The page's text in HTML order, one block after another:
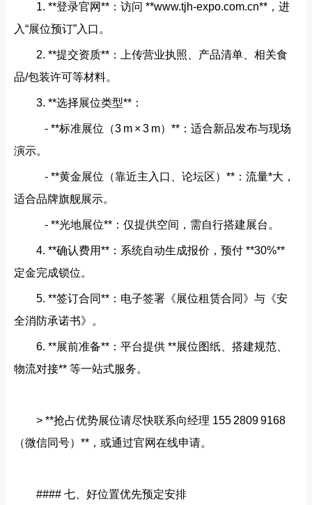
1. **登录官网**：访问 **www.tjh‑expo.com.cn**，进
入“展位预订”入口。
2. **提交资质**：上传营业执照、产品清单、相关食
品/包装许可等材料。
3. **选择展位类型**：
- **标准展位（3 m × 3 m）**：适合新品发布与现场
演示。
- **黄金展位（靠近主入口、论坛区）**：流量*大，
适合品牌旗舰展示。
- **光地展位**：仅提供空间，需自行搭建展台。
4. **确认费用**：系统自动生成报价，预付 **30%**
定金完成锁位。
5. **签订合同**：电子签署《展位租赁合同》与《安
全消防承诺书》。
6. **展前准备**：平台提供 **展位图纸、搭建规范、
物流对接** 等一站式服务。
> **抢占优势展位请尽快联系向经理 155 2809 9168
（微信同号）**，或通过官网在线申请。
#### 七、好位置优先预定安排